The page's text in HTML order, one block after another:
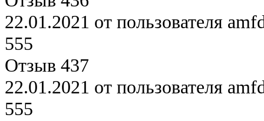
22.01.2021 от пользователя
555
Отзыв 437
22.01.2021 от пользователя
555